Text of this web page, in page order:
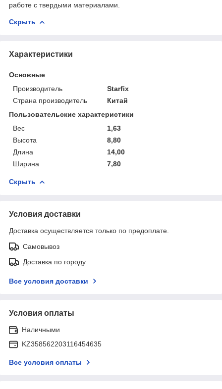
работе с твердыми материалами.
Скрыть
Характеристики
Основные
Производитель
Starfix
Страна производитель
Китай
Пользовательские характеристики
Вес
1,63
Высота
8,80
Длина
14,00
Ширина
7,80
Скрыть
Условия доставки
Доставка осуществляется только по предоплате.
Самовывоз
Доставка по городу
Все условия доставки
Условия оплаты
Наличными
KZ358562203116454635
Все условия оплаты